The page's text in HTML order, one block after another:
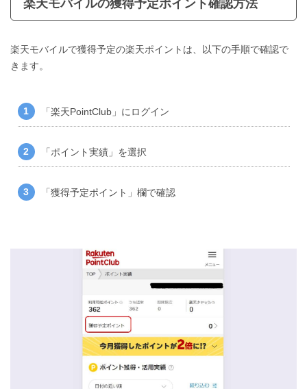
楽天モバイルの獲得予定ポイント確認方法
楽天モバイルで獲得予定の楽天ポイントは、以下の手順で確認で
きます。
「 楽天PointClub」にログイン
「ポイント実績」を選択
「獲得予定ポイント」欄で確認